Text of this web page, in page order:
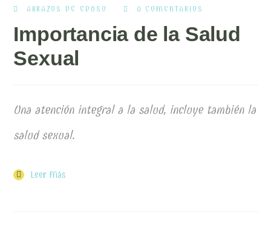
ABRAZOS DE EDUSO 0 COMENTARIOS
Importancia de la Salud
Sexual
Una atención integral a la salud, incluye también la
salud sexual.
Leer Más